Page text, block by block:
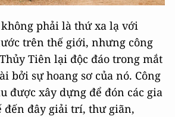
phải là thứ xa lạ với
trên thế giới, nhưng công
Tiên lại độc đáo trong mắt
bởi sự hoang sơ của nó. Công
được xây dựng để đón các gia
đến đây giải trí, thư giãn,